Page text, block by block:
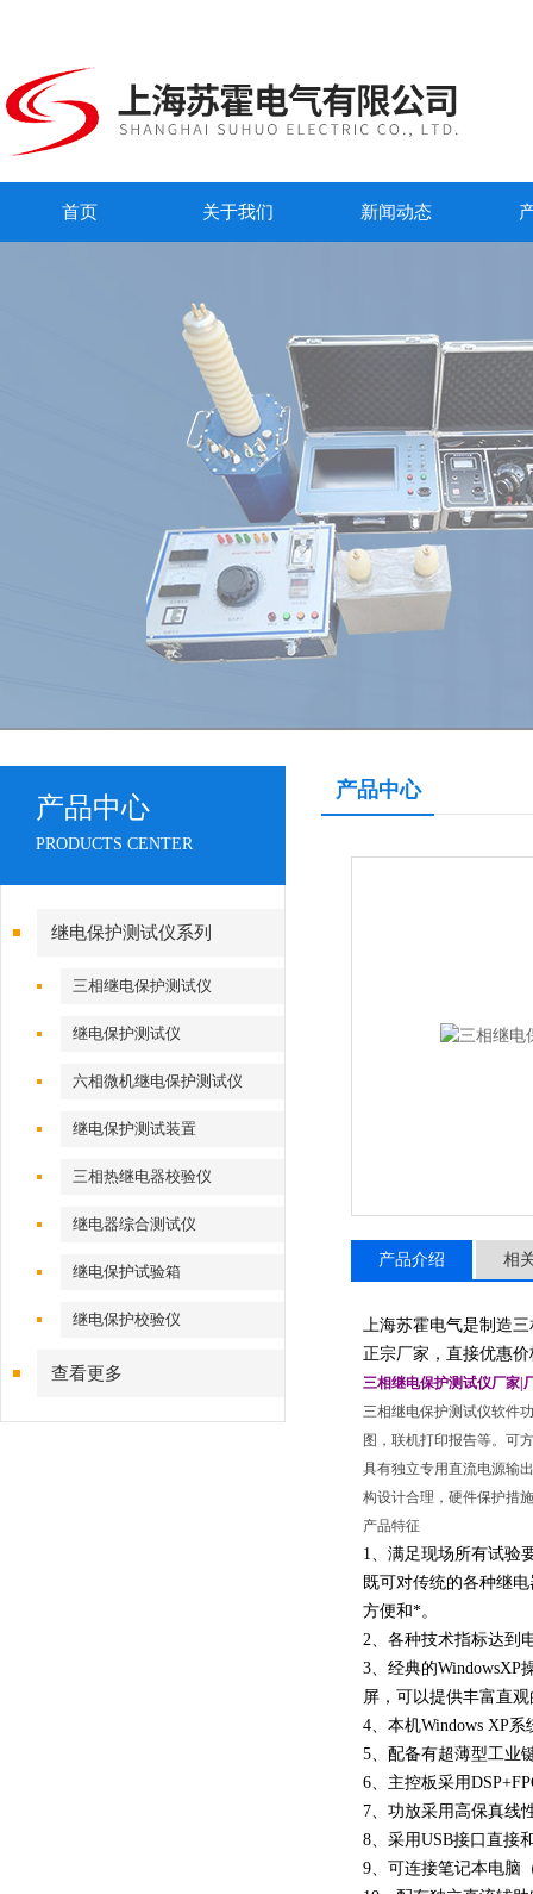
首页 关于我们 新闻动态
产品中心
PRODUCTS CENTER
继电保护测试仪系列
三相继电保护测试仪
继电保护测试仪
六相微机继电保护测试仪
继电保护测试装置
三相热继电器校验仪
继电器综合测试仪
继电保护试验箱
继电保护校验仪
查看更多
产品中心
产品介绍 相
上海苏霍电气是制造
正宗厂家，直接优惠
三相继电保护测试仪厂家|
三相继电保护测试仪软件
图，联机打印报告等。可
具有独立专用直流电源输
构设计合理，硬件保护措
产品特征
1、满足现场所有试验
既可对传统的各种继
方便和*。
2、各种技术指标达到
3、经典的WindowsXP
屏，可以提供丰富直
4、本机Windows XP
5、配备有超薄型工业
6、主控板采用
7、功放采用高保真线
8、采用USB接口直接
9、可连接笔记本电脑